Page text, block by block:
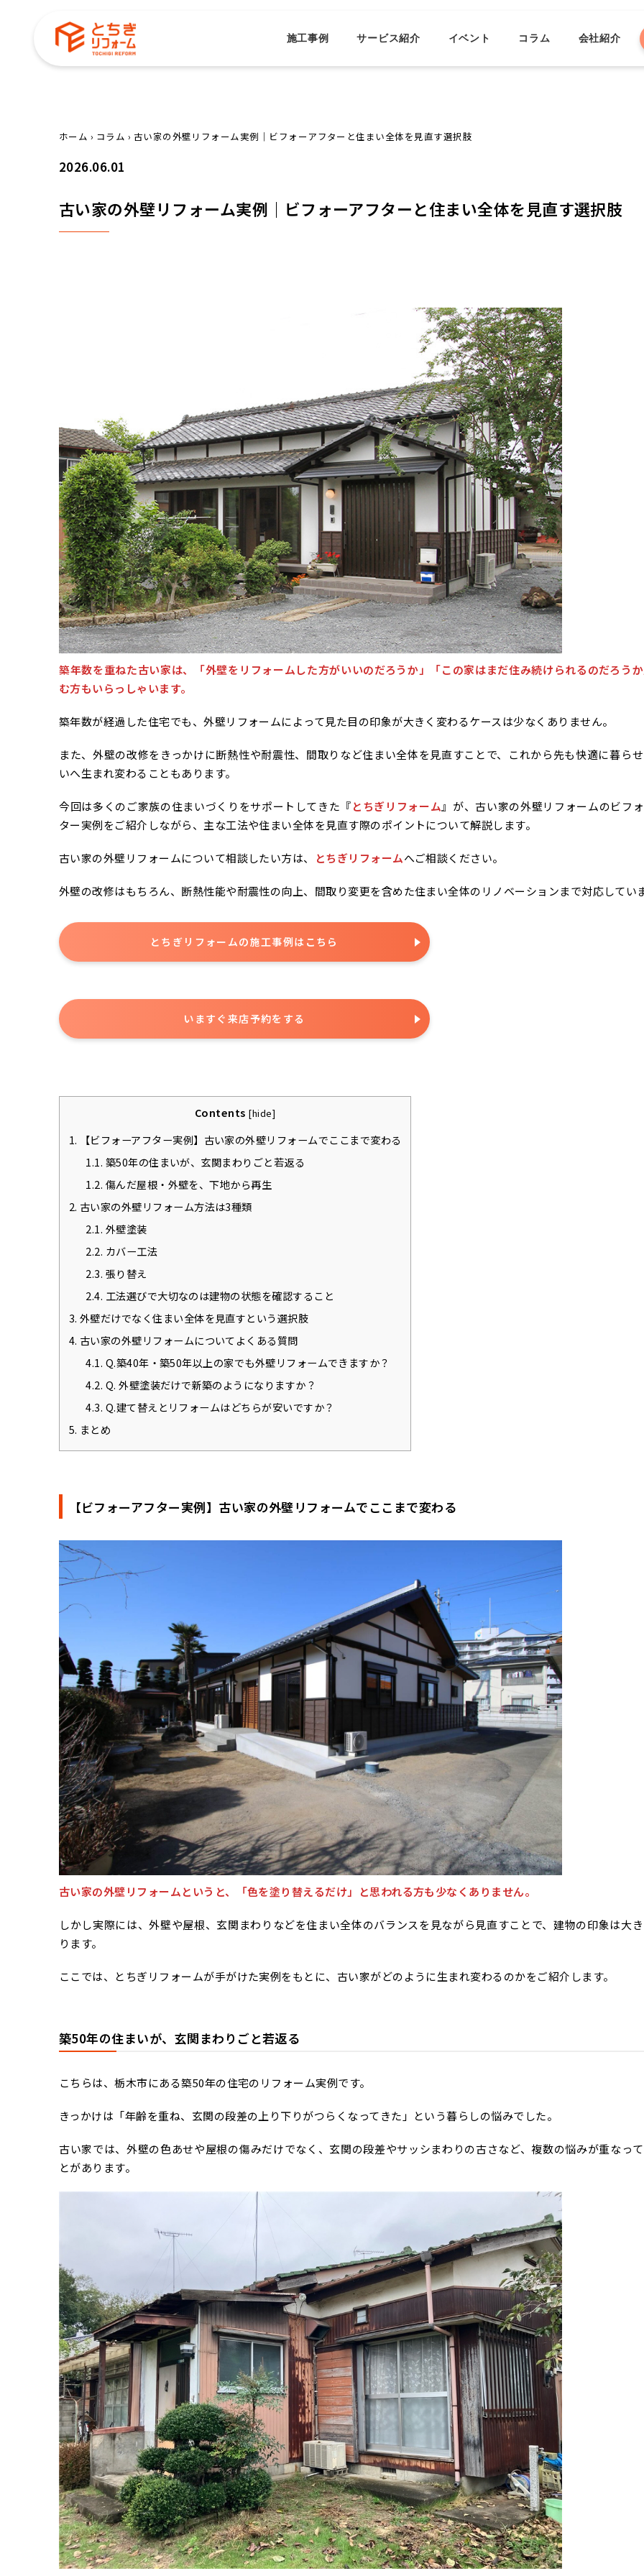
施工事例 サービス紹介 イベント コラム 会社紹介
ホーム › コラム › 古い家の外壁リフォーム実例｜ビフォーアフターと住まい全体を見直す選択肢
2026.06.01
古い家の外壁リフォーム実例｜ビフォーアフターと住まい全体を見直す選択肢
築年数を重ねた古い家は、「外壁をリフォームした方がいいのだろうか」「この家はまだ住み続けられるのだろう
む方もいらっしゃいます。
築年数が経過した住宅でも、外壁リフォームによって見た目の印象が大きく変わるケースは少なくありません。
また、外壁の改修をきっかけに断熱性や耐震性、間取りなど住まい全体を見直すことで、これから先も快適に暮ら
いへ生まれ変わることもあります。
今回は多くのご家族の住まいづくりをサポートしてきた『とちぎリフォーム』が、古い家の外壁リフォームのビフ
ター実例をご紹介しながら、主な工法や住まい全体を見直す際のポイントについて解説します。
古い家の外壁リフォームについて相談したい方は、 とちぎリフォームへご相談ください。
外壁の改修はもちろん、断熱性能や耐震性の向上、間取り変更を含めた住まい全体のリノベーションまで対応してい
とちぎリフォームの施工事例はこちら
いますぐ来店予約をする
Contents [hide]
1. 【ビフォーアフター実例】古い家の外壁リフォームでここまで変わる
1.1. 築50年の住まいが、玄関まわりごと若返る
1.2. 傷んだ屋根・外壁を、下地から再生
2. 古い家の外壁リフォーム方法は3種類
2.1. 外壁塗装
2.2. カバー工法
2.3. 張り替え
2.4. 工法選びで大切なのは建物の状態を確認すること
3. 外壁だけでなく住まい全体を見直すという選択肢
4. 古い家の外壁リフォームについてよくある質問
4.1. Q.築40年・築50年以上の家でも外壁リフォームできますか？
4.2. Q. 外壁塗装だけで新築のようになりますか？
4.3. Q.建て替えとリフォームはどちらが安いですか？
5. まとめ
【ビフォーアフター実例】古い家の外壁リフォームでここまで変わる
古い家の外壁リフォームというと、「色を塗り替えるだけ」と思われる方も少なくありません。
しかし実際には、外壁や屋根、玄関まわりなどを住まい全体のバランスを見ながら見直すことで、建物の印象は大
ります。
ここでは、とちぎリフォームが手がけた実例をもとに、古い家がどのように生まれ変わるのかをご紹介します。
築50年の住まいが、玄関まわりごと若返る
こちらは、栃木市にある築50年の住宅のリフォーム実例です。
きっかけは「年齢を重ね、玄関の段差の上り下りがつらくなってきた」という暮らしの悩みでした。
古い家では、外壁の色あせや屋根の傷みだけでなく、玄関の段差やサッシまわりの古さなど、複数の悩みが重なっ
とがあります。